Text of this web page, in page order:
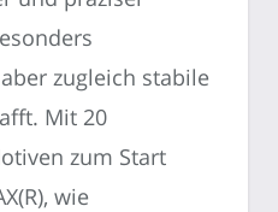
zugleich stabile
Mit 20
zum Start
wie